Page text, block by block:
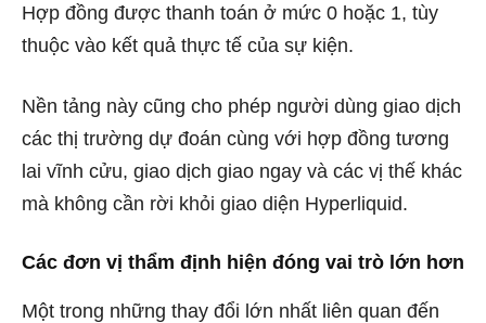
Hợp đồng được thanh toán ở mức 0 hoặc 1, tùy
thuộc vào kết quả thực tế của sự kiện.
Nền tảng này cũng cho phép người dùng giao dịch
các thị trường dự đoán cùng với hợp đồng tương
lai vĩnh cửu, giao dịch giao ngay và các vị thế khác
mà không cần rời khỏi giao diện Hyperliquid.
Các đơn vị thẩm định hiện đóng vai trò lớn hơn
Một trong những thay đổi lớn nhất liên quan đến